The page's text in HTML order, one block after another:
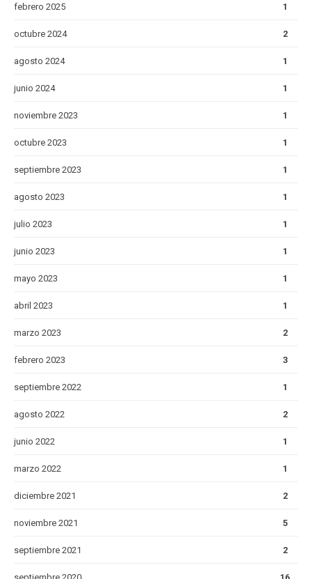
febrero 2025 1
octubre 2024 2
agosto 2024 1
junio 2024 1
noviembre 2023 1
octubre 2023 1
septiembre 2023 1
agosto 2023 1
julio 2023 1
junio 2023 1
mayo 2023 1
abril 2023 1
marzo 2023 2
febrero 2023 3
septiembre 2022 1
agosto 2022 2
junio 2022 1
marzo 2022 1
diciembre 2021 2
noviembre 2021 5
septiembre 2021 2
septiembre 2020 16